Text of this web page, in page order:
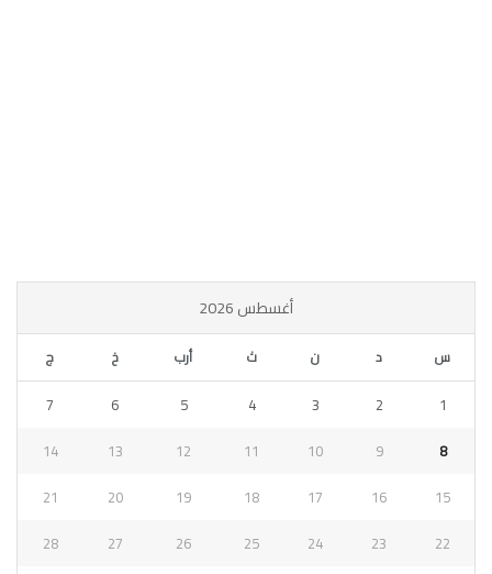
أغسطس 2026
س د ن ث أرب خ ج
1
2
3
4
5
6
7
8
9
10
11
12
13
14
15
16
17
18
19
20
21
22
23
24
25
26
27
28